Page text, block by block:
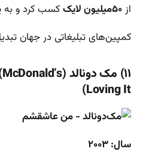
از۵۰میلیون لایک
کسب کرد و به
کمپین‌های تبلیغاتی در جهان
Loving It)
سال: ۲۰۰۳